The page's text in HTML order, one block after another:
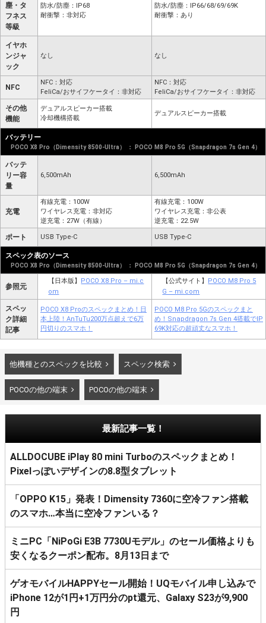
塵・タ
フネス
等級
防水/防塵：IP68
耐衝撃：非対応
防水/防塵：IP66/68/69/69K
耐衝撃：あり
イヤホ
ンジャ
ック
なし なし
NFC
NFC：対応
FeliCa/おサイフケータイ：非対応
NFC：対応
FeliCa/おサイフケータイ：非対応
その他
機能
デュアルスピーカー搭載
冷却機構搭載
デュアルスピーカー搭載
バッテリー
POCO X8 Pro（Dimensity 8500-Ultra） ： POCO M8 Pro 5G（Snapdragon 7s Gen 4）
バッテ
リー容
量
6,500mAh 6,500mAh
充電
有線充電：100W
ワイヤレス充電：非対応
逆充電：27W（有線）
有線充電：100W
ワイヤレス充電：非公表
逆充電：22.5W
ポート USB Type-C USB Type-C
スペック表のソース
POCO X8 Pro（Dimensity 8500-Ultra） ： POCO M8 Pro 5G（Snapdragon 7s Gen 4）
参照元
【日本版】
POCO X8 Pro – mi.c
om
【公式サイト】
POCO M8 Pro 5
G – mi.com
スペッ
ク詳細
記事
POCO X8 Proのスペックまとめ！日
本上陸！AnTuTu200万点超えで6万
円切りのスマホ！
POCO M8 Pro 5Gのスペックまと
め！Snapdragon 7s Gen 4搭載でIP
69K対応の超頑丈なスマホ！
他機種とのスペックを比較 スペック検索
POCOの他の端末 POCOの他の端末
最新記事一覧！
ALLDOCUBE iPlay 80 mini Turboのスペックまとめ！
Pixelっぽいデザインの8.8型タブレット
「OPPO K15」発表！Dimensity 7360に空冷ファン搭載
のスマホ…本当に空冷ファンいる？
ミニPC「NiPoGi E3B 7730Uモデル」のセール価格よりも
安くなるクーポン配布。8月13日まで
ゲオモバイルHAPPYセール開始！UQモバイル申し込みで
iPhone 12が1円+1万円分のpt還元、Galaxy S23が9,900
円